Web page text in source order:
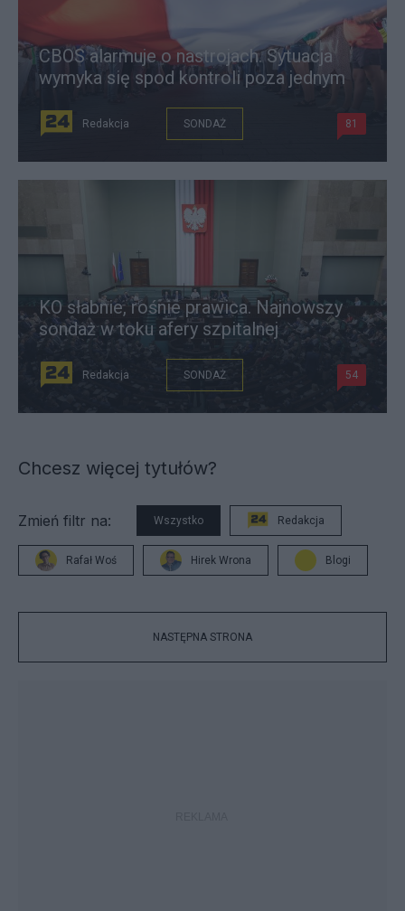
CBOS alarmuje o nastrojach. Sytuacja
wymyka się spod kontroli poza jednym
Redakcja SONDAŻ 81
KO słabnie, rośnie prawica. Najnowszy
sondaż w toku afery szpitalnej
Redakcja SONDAŻ 54
Chcesz więcej tytułów?
Zmień filtr na: Wszystko Redakcja
Rafał Woś Hirek Wrona Blogi
NASTĘPNA STRONA